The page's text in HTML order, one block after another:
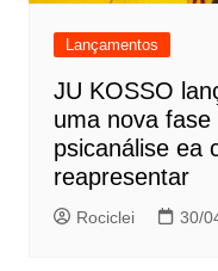
Lançamentos
JU KOSSO
uma nova
psicanálise ea
reapresentar
Rociclei 30/